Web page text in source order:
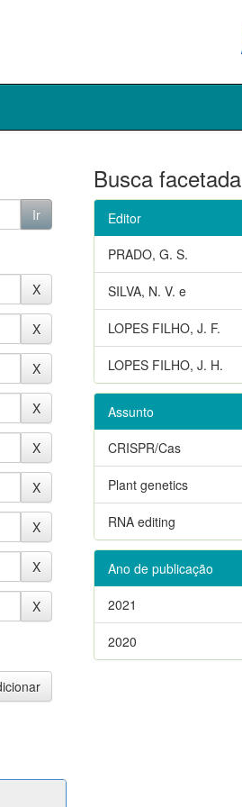
Busca facetada
Editor
PRADO, G. S.
SILVA, N. V. e
LOPES FILHO, J. F.
LOPES FILHO, J. H.
Assunto
CRISPR/Cas
Plant genetics
RNA editing
Ano de publicação
2021
2020